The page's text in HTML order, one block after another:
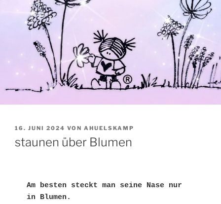
VERÖFFENTLICHT
AM
16. JUNI 2024 VON AHUELSKAMP
staunen über Blumen
Am besten steckt man seine Nase nur
in Blumen.